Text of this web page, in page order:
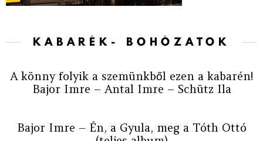
KABARÉK- BOHÓZATOK
A könny folyik a szemünkből ezen a kabarén!
Bajor Imre – Antal Imre – Schütz Ila
Bajor Imre – Én, a Gyula, meg a Tóth Ottó